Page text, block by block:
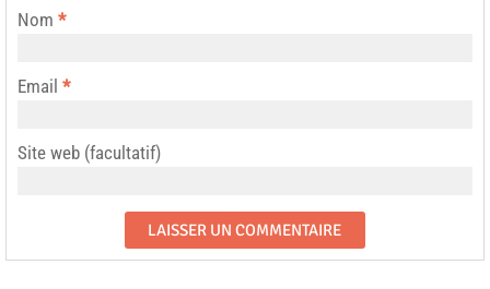
Nom *
Email *
Site web (facultatif)